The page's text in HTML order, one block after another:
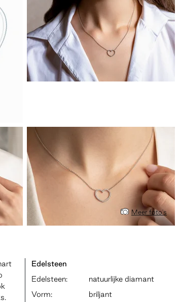
Meer foto's
Edelsteen
Edelsteen:
natuurlijke diamant
Vorm:
briljant